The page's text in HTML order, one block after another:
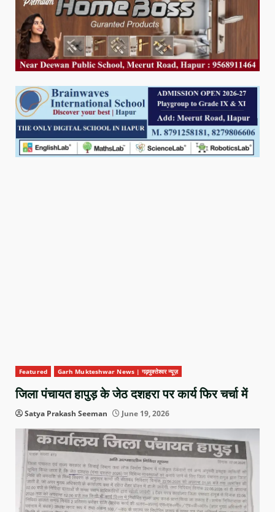
Featured Garh Mukteshwar News | गढ़मुक्तेश्वर न्यूज़
जिला पंचायत हापुड़ के जेठ दशहरा पर कार्य फिर चर्चा में
Satya Prakash Seeman June 19, 2026